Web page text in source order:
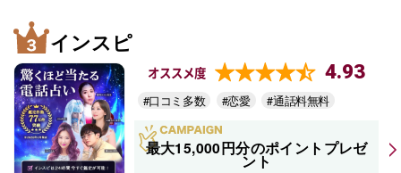
インスピ
オススメ度 4.93
#口コミ多数 #恋愛 #通話料無料
最大15,000円分のポイントプレゼ
ント